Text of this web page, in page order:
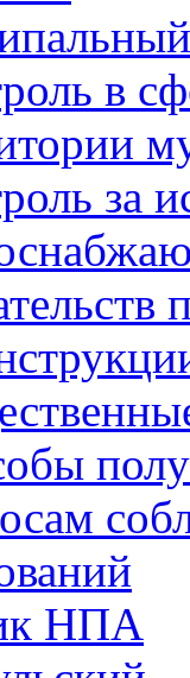
в
за
НПА